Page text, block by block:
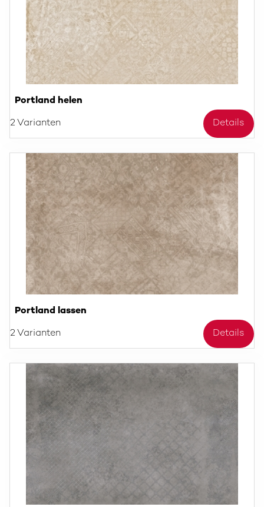
Portland helen
2 Varianten Details
Portland lassen
2 Varianten Details